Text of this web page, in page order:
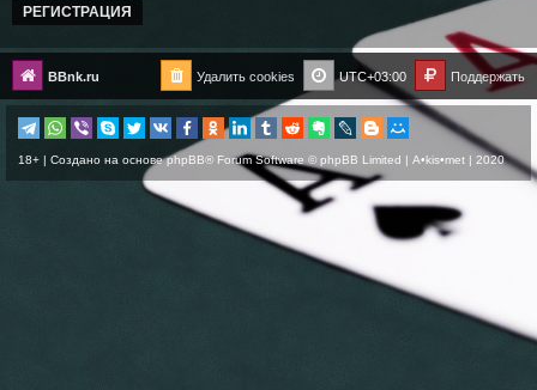
РЕГИСТРАЦИЯ
BBnk.ru Поддержать
UTC+03:00
Удалить cookies
18+ | Создано на основеphpBB® Forum Software © phpBB Limited | A•kis•met | 2020